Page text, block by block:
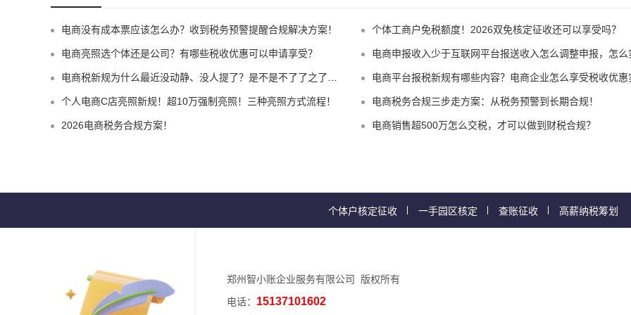
电商没有成本票应该怎么办？收到税务预警提醒合规解决方案！ 个体工商户免税额度！2026双免核定征收还可以享受吗？
电商亮照选个体还是公司？有哪些税收优惠可以申请享受？ 电商申报收入少于互联网平台报送收入怎么调整申报，怎么实现合规申报享受税收优
电商税新规为什么最近没动静、没人提了？是不是不了了之了嘛？ 电商平台报税新规有哪些内容？电商企业怎么享受税收优惠实现税务合
个人电商C店亮照新规！超10万强制亮照！三种亮照方式流程！ 电商税务合规三步走方案：从税务预警到长期合规！
2026电商税务合规方案！ 电商销售超500万怎么交税，才可以做到财税合规？
个体户核定征收 一手园区核定 查账征收 高薪纳税筹划
郑州智小账企业服务有限公司 版权所有
电话： 15137101602